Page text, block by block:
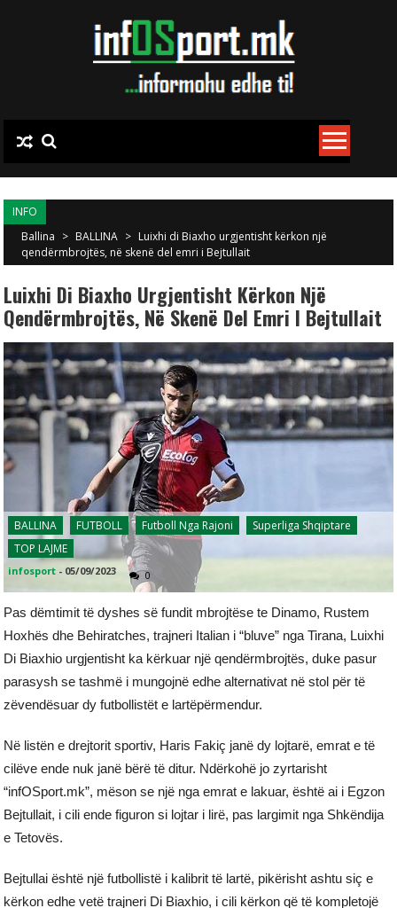
INFO
Ballina > BALLINA > Luixhi di Biaxho urgjentisht kërkon një
qendërmbrojtës, në skenë del emri i Bejtullait
Luixhi Di Biaxho Urgjentisht Kërkon Një
Qendërmbrojtës, Në Skenë Del Emri I Bejtullait
BALLINA FUTBOLL Futboll Nga Rajoni
Superliga Shqiptare
TOP LAJME
infosport - 05/09/2023 0
Pas dëmtimit të dyshes së fundit mbrojtëse te Dinamo, Rustem
Hoxhës dhe Behiratches, trajneri Italian i “bluve” nga Tirana, Luixhi
Di Biaxhio urgjentisht ka kërkuar një qendërmbrojtës, duke pasur
parasysh se tashmë i mungojnë edhe alternativat në stol për të
zëvendësuar dy futbollistët e lartëpërmendur.
Në listën e drejtorit sportiv, Haris Fakiç janë dy lojtarë, emrat e të
cilëve ende nuk janë bërë të ditur. Ndërkohë jo zyrtarisht
“infOSport.mk”, mëson se një nga emrat e lakuar, është ai i Egzon
Bejtullait, i cili ende figuron si lojtar i lirë, pas largimit nga Shkëndija
e Tetovës.
Bejtullai është një futbollistë i kalibrit të lartë, pikërisht ashtu siç e
kërkon edhe vetë trajneri Di Biaxhio, i cili kërkon që të kompletojë